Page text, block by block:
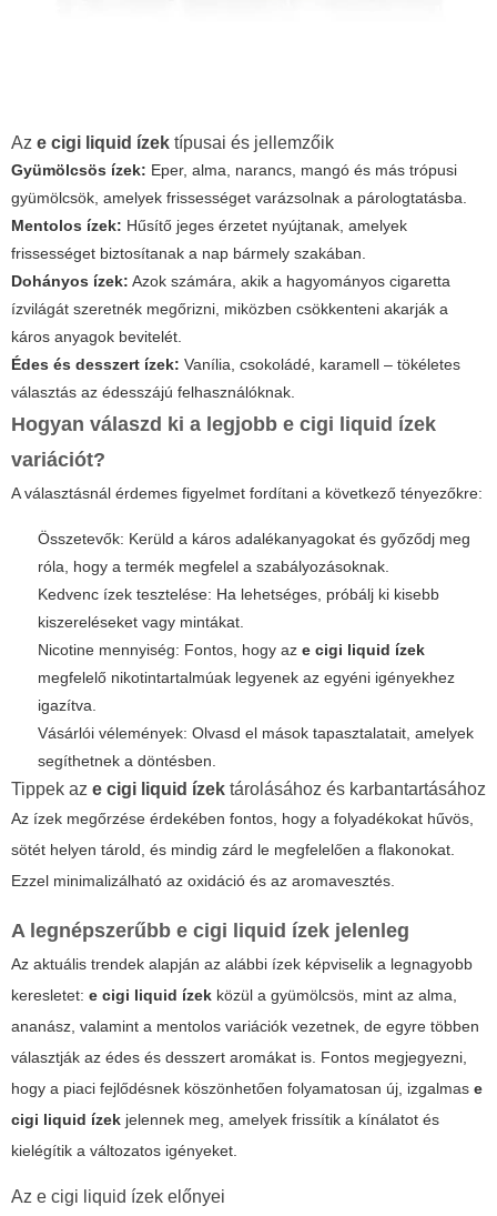
Az e cigi liquid ízek típusai és jellemzőik
Gyümölcsös ízek: Eper, alma, narancs, mangó és más trópusi
gyümölcsök, amelyek frissességet varázsolnak a párologtatásba.
Mentolos ízek: Hűsítő jeges érzetet nyújtanak, amelyek
frissességet biztosítanak a nap bármely szakában.
Dohányos ízek: Azok számára, akik a hagyományos cigaretta
ízvilágát szeretnék megőrizni, miközben csökkenteni akarják a
káros anyagok bevitelét.
Édes és desszert ízek: Vanília, csokoládé, karamell – tökéletes
választás az édesszájú felhasználóknak.
Hogyan válaszd ki a legjobb e cigi liquid ízek
variációt?
A választásnál érdemes figyelmet fordítani a következő tényezőkre:
Összetevők: Kerüld a káros adalékanyagokat és győződj meg
róla, hogy a termék megfelel a szabályozásoknak.
Kedvenc ízek tesztelése: Ha lehetséges, próbálj ki kisebb
kiszereléseket vagy mintákat.
Nicotine mennyiség: Fontos, hogy az e cigi liquid ízek
megfelelő nikotintartalmúak legyenek az egyéni igényekhez
igazítva.
Vásárlói vélemények: Olvasd el mások tapasztalatait, amelyek
segíthetnek a döntésben.
Tippek az e cigi liquid ízek tárolásához és karbantartásához
Az ízek megőrzése érdekében fontos, hogy a folyadékokat hűvös,
sötét helyen tárold, és mindig zárd le megfelelően a flakonokat.
Ezzel minimalizálható az oxidáció és az aromavesztés.
A legnépszerűbb e cigi liquid ízek jelenleg
Az aktuális trendek alapján az alábbi ízek képviselik a legnagyobb
keresletet: e cigi liquid ízek közül a gyümölcsös, mint az alma,
ananász, valamint a mentolos variációk vezetnek, de egyre többen
választják az édes és desszert aromákat is. Fontos megjegyezni,
hogy a piaci fejlődésnek köszönhetően folyamatosan új, izgalmas e
cigi liquid ízek jelennek meg, amelyek frissítik a kínálatot és
kielégítik a változatos igényeket.
Az e cigi liquid ízek előnyei